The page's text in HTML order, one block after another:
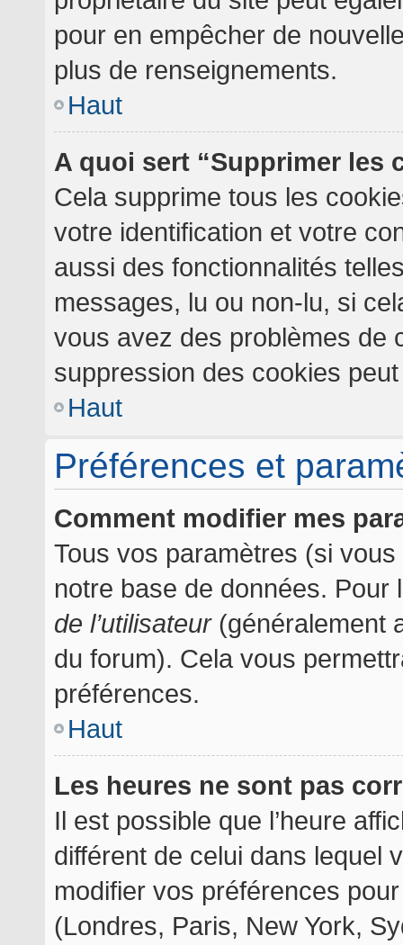
pour en empêcher de
plus de renseignements.
Haut
A quoi sert “Supprimer les
Cela supprime tous les
votre identification et votre
aussi des fonctionnalités
messages, lu ou non-lu, si
vous avez des problèmes de
suppression des cookies
Haut
Préférences et
Comment modifier mes
Tous vos paramètres (si
notre base de données.
de l’utilisateur(généralement
du forum). Cela vous
préférences.
Haut
Les heures ne sont pas
Il est possible que l’heure
différent de celui dans lequel
modifier vos préférences
(Londres, Paris, New York,